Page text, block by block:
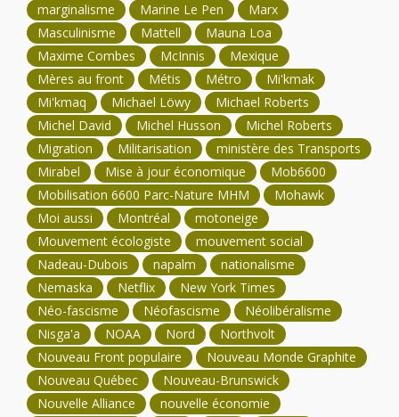
marginalisme
Marine Le Pen
Marx
Masculinisme
Mattell
Mauna Loa
Maxime Combes
McInnis
Mexique
Mères au front
Métis Métro
Mi'kmak
Mi'kmaq
Michael Löwy
Michael Roberts
Michel David
Michel Husson
Michel Roberts
Migration
Militarisation
ministère des Transports
Mirabel
Mise à jour économique
Mob6600
Mobilisation 6600 Parc-Nature MHM
Mohawk
Moi aussi
Montréal
motoneige
Mouvement écologiste
mouvement social
Nadeau-Dubois
napalm
nationalisme
Nemaska
Netflix
New York Times
Néo-fascisme
Néofascisme
Néolibéralisme
Nisga'a
NOAA Nord
Northvolt
Nouveau Front populaire
Nouveau Monde Graphite
Nouveau Québec
Nouveau-Brunswick
Nouvelle Alliance
nouvelle économie